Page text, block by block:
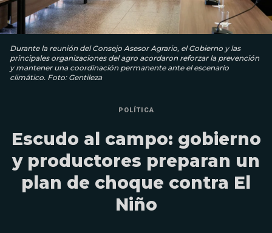
Durante la reunión del Consejo Asesor Agrario, el Gobierno y las
principales organizaciones del agro acordaron reforzar la prevención
y mantener una coordinación permanente ante el escenario
climático. Foto: Gentileza
POLÍTICA
Escudo al campo: gobierno
y productores preparan un
plan de choque contra El
Niño